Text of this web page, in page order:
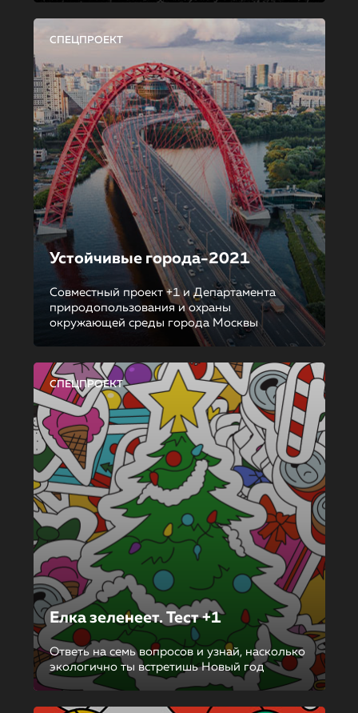
СПЕЦПРОЕКТ
Устойчивые города-2021
Совместный проект +1 и Департамента
природопользования и охраны
окружающей среды города Москвы
СПЕЦПРОЕКТ
Елка зеленеет. Тест +1
Ответь на семь вопросов и узнай, насколько
экологично ты встретишь Новый год